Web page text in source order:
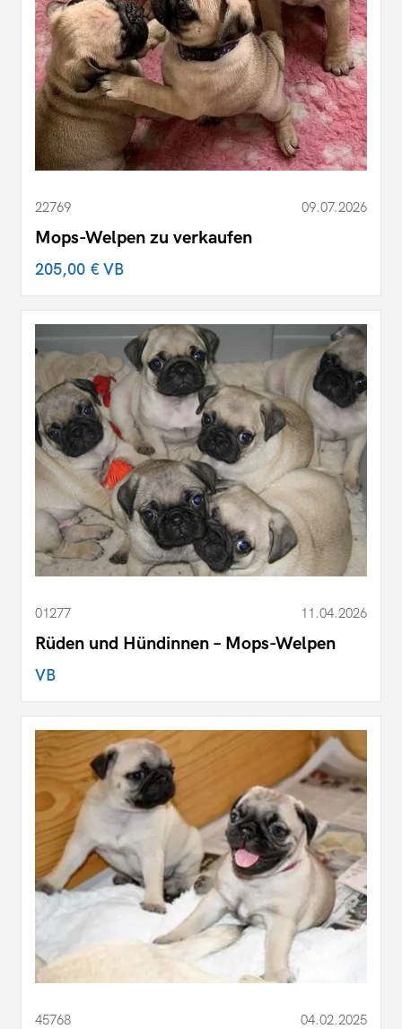
22769 09.07.2026
Mops-Welpen zu verkaufen
205,00 €VB
01277 11.04.2026
Rüden und Hündinnen – Mops-Welpen
VB
45768 04.02.2025